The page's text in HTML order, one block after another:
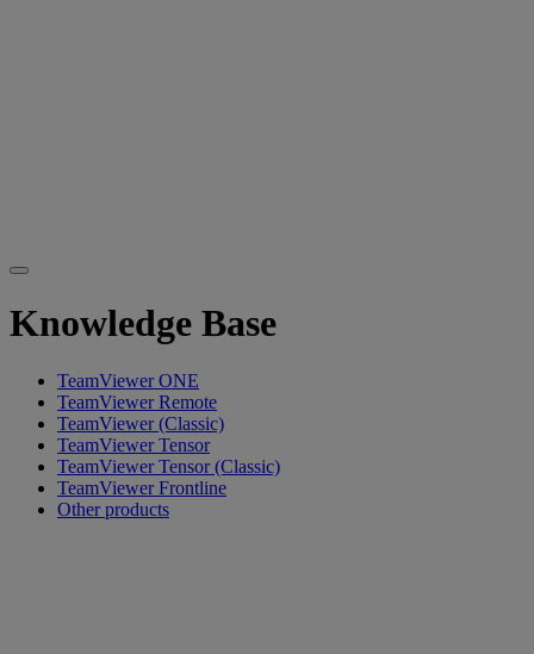
Knowledge Base
TeamViewer ONE
TeamViewer Remote
TeamViewer (Classic)
TeamViewer Tensor
TeamViewer Tensor (Classic)
TeamViewer Frontline
Other products